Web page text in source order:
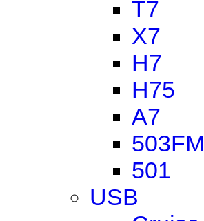
T7
X7
H7
H75
A7
503FM
501
USB